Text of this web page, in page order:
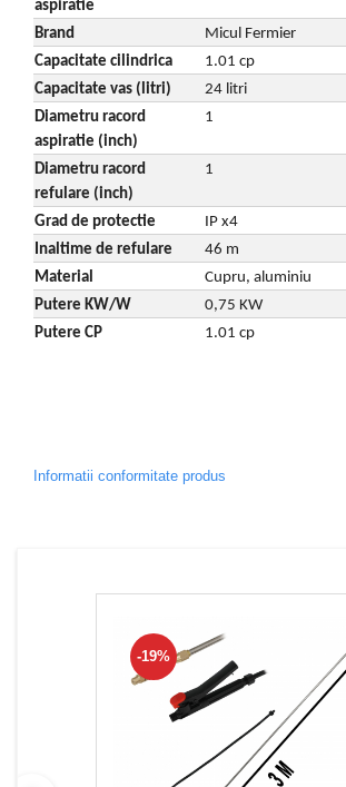
Pompe de apa
Motopompe
Accesorii pentru irigatii
Furtunuri
Hidrofoare
Pompe de apa de suprafata
Pompe recirculare
Pompe submersibile
Sisteme de irigat si stropit
Timp liber
Accesorii pentru ATV
Tocatoare resturi vegetale
aspiratie
Brand
Micul Fermier
Capacitate cilindrica
1.01 cp
Capacitate vas (litri)
24 litri
Diametru racord
aspiratie (inch)
1
Diametru racord
refulare (inch)
1
Grad de protectie
IP x4
Inaltime de refulare
46 m
Material
Cupru, aluminiu
Putere KW/W
0,75 KW
Putere CP
1.01 cp
Informatii conformitate produs
-19%